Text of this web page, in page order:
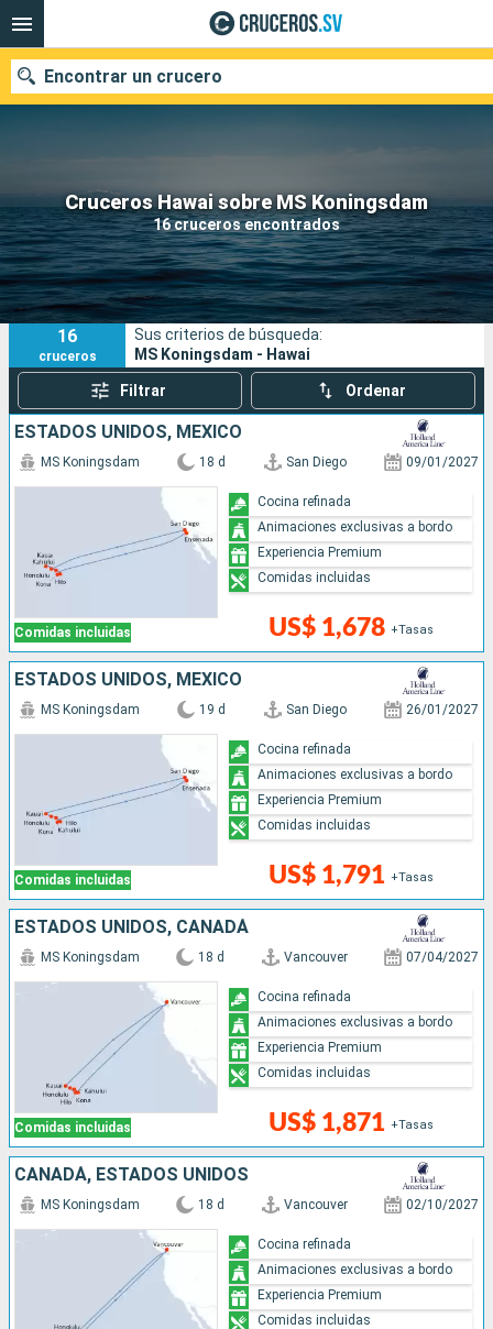
Cruceros Hawai sobre MS Koningsdam
16 cruceros encontrados
Encontrar un crucero
Nuestros destinos
Fecha de salida
Puertos Compañías
Buscar
16
cruceros
Sus criterios de búsqueda:
MS Koningsdam - Hawai
Filtrar Ordenar
ESTADOS UNIDOS, MÉXICO
Comidas incluidas
MS Koningsdam 18 d San Diego 09/01/2027
US$ 1,678 +Tasas
Cocina refinada
Animaciones exclusivas a bordo
Experiencia Premium
Comidas incluidas
ESTADOS UNIDOS, MÉXICO
Comidas incluidas
MS Koningsdam 19 d San Diego 26/01/2027
US$ 1,791 +Tasas
Cocina refinada
Animaciones exclusivas a bordo
Experiencia Premium
Comidas incluidas
ESTADOS UNIDOS, CANADÁ
Comidas incluidas
MS Koningsdam 18 d Vancouver 07/04/2027
US$ 1,871 +Tasas
Cocina refinada
Animaciones exclusivas a bordo
Experiencia Premium
Comidas incluidas
CANADÁ, ESTADOS UNIDOS
MS Koningsdam 18 d Vancouver 02/10/2027
Cocina refinada
Animaciones exclusivas a bordo
Experiencia Premium
Comidas incluidas